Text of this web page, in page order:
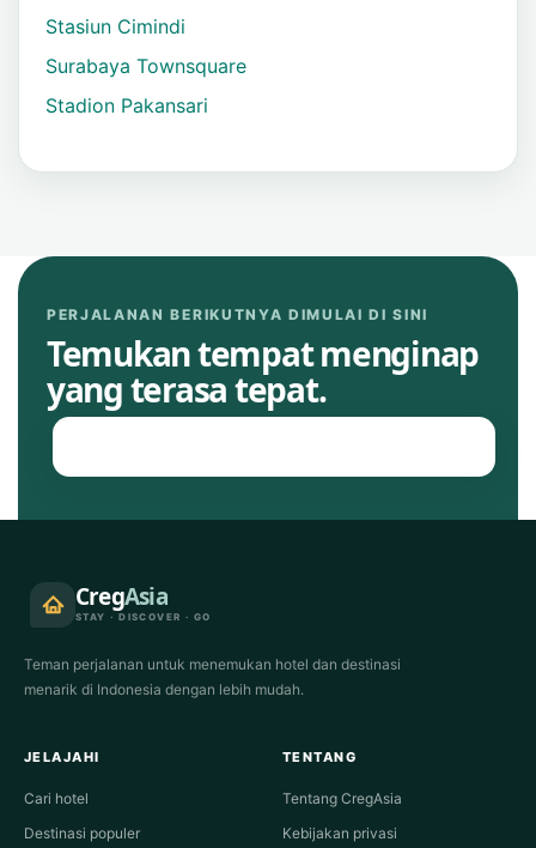
Stasiun Cimindi
Surabaya Townsquare
Stadion Pakansari
PERJALANAN BERIKUTNYA DIMULAI DI SINI
Temukan tempat menginap
yang terasa tepat.
CregAsia
STAY · DISCOVER · GO
Teman perjalanan untuk menemukan hotel dan destinasi
menarik di Indonesia dengan lebih mudah.
JELAJAHI
Cari hotel
Destinasi populer
TENTANG
Tentang CregAsia
Kebijakan privasi